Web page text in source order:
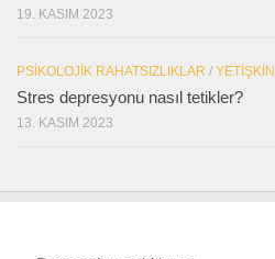
19. KASIM 2023
PSIKOLOJIK RAHATSIZLIKLAR / YETIŞKIN
Stres depresyonu nasıl tetikler?
13. KASIM 2023